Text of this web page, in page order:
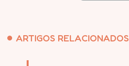
ARTIGOS RELACIONADOS